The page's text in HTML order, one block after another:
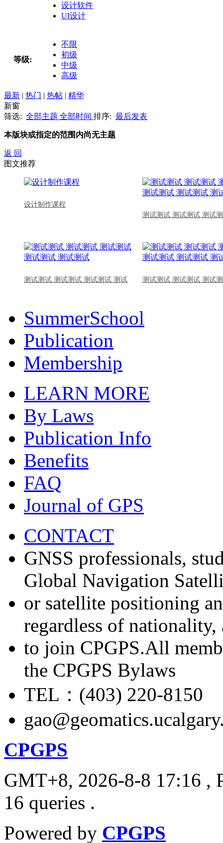
设计软件
UI设计
等级:
不限
初级
中级
高级
最新 | 热门 | 热帖 | 精华
新窗
筛选: 全部主题 全部时间 排序: 最后发表
本版块或指定的范围内尚无主题
返 回
图文推荐
设计制作课程
测试测试 测试测试 测试
测试测试 测试测试 测试测试 测试 测试测试 测试测试 测试
SummerSchool
Publication
Membership
LEARN MORE
By Laws
Publication Info
Benefits
FAQ
Journal of GPS
CONTACT
GNSS professionals,
Global Navigation
or satellite positioning
regardless of nationality,
to join CPGPS.All
the CPGPS Bylaws
TEL：(403) 220-8150
CPGPS
GMT+8, 2026-8-8 17:16 ,
16 queries .
Powered by CPGPS